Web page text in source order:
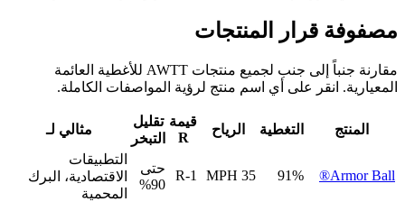
مصفوفة قرار المنتجات
مقارنة جنباً إلى جنب لجميع منتجات AWTT للأغطية العائمة
المعيارية. انقر على أي اسم منتج لرؤية المواصفات الكاملة.
المنتج التغطية الرياح
قيمة
R
تقليل
التبخر
مثالي لـ
Armor Ball®
91%
35 MPH
R-1
حتى
90%
التطبيقات
الاقتصادية، البرك
المحمية